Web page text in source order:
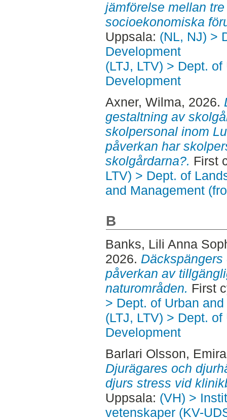
jämförelse mellan
socioekonomiska
Uppsala: (NL, NJ) >
Development
(LTJ, LTV) > Dept.
Development
Axner, Wilma, 2026.
gestaltning av
skolpersonal inom
påverkan har
skolgårdarna?. First
LTV) > Dept. of
and Management
B
Banks, Lili Anna
2026.
påverkan av
naturområden. First
> Dept. of Urban
(LTJ, LTV) > Dept.
Development
Barlari Olsson,
Djurägares och
djurs stress vid
Uppsala: (VH) >
vetenskaper (KV-